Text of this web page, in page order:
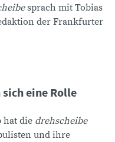
sprach mit Tobias
der Frankfurter
sich eine Rolle
hat die drehscheibe
und ihre